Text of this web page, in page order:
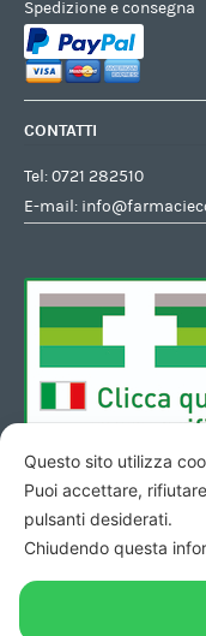
Spedizione e consegna
CONTATTI
Tel:0721 282510
E-mail:
Questo sito utilizza
Puoi accettare,
pulsanti desiderati.
Chiudendo questa